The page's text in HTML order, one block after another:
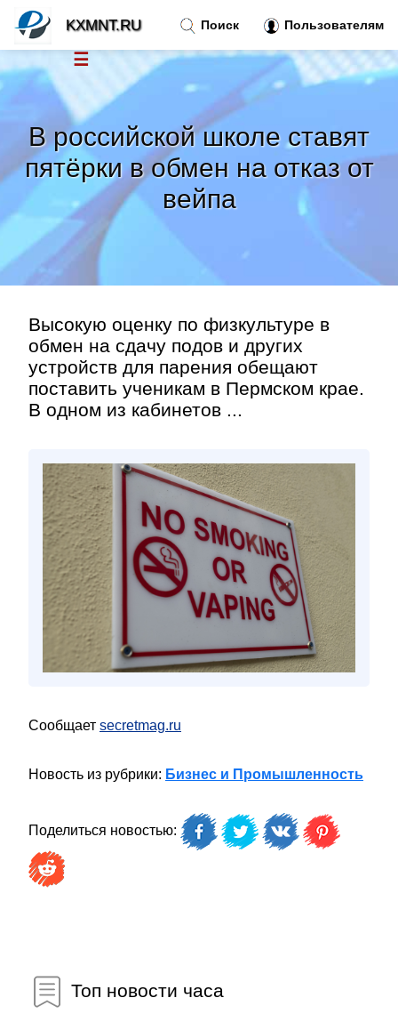
В российской школе ставят
пятёрки в обмен на отказ от
вейпа
Высокую оценку по физкультуре в
обмен на сдачу подов и других
устройств для парения обещают
поставить ученикам в Пермском крае.
В одном из кабинетов ...
Сообщает secretmag.ru
Новость из рубрики: Бизнес и Промышленность
Поделиться новостью:
Топ новости часа
Поиск Пользователям
KXMNT.RU
☰
Новости
Тренды новостей»
»
Правила »